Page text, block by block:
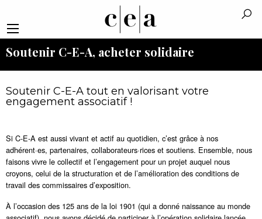
Soutenir C-E-A, acheter solidaire
Soutenir C-E-A tout en valorisant votre
engagement associatif !
Si C-E-A est aussi vivant et actif au quotidien, c’est grâce à nos
adhérent·es, partenaires, collaborateurs·rices et soutiens. Ensemble, nous
faisons vivre le collectif et l’engagement pour un projet auquel nous
croyons, celui de la structuration et de l’amélioration des conditions de
travail des commissaires d’exposition.
À l’occasion des 125 ans de la loi 1901 (qui a donné naissance au monde